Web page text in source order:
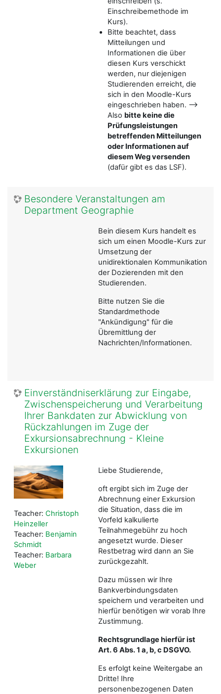
Einschreibemethode im
Kurs).
Bitte beachtet, dass
Mitteilungen und
Informationen die über
diesen Kurs verschickt
werden, nur diejenigen
Studierenden erreicht, die
sich in den Moodle-Kurs
eingeschrieben haben. -->
Also bitte keine die
Prüfungsleistungen
betreffenden Mitteilungen
oder Informationen auf
diesem Weg versenden
(dafür gibt es das LSF).
Besondere Veranstaltungen am
Department Geographie
Bein diesem Kurs handelt es
sich um einen Moodle-Kurs zur
Umsetzung der
unidirektionalen Kommunikation
der Dozierenden mit den
Studierenden.
Bitte nutzen Sie die
Standardmethode
"Ankündigung" für die
Übremittlung der
Nachrichten/Informationen.
Einverständniserklärung zur Eingabe,
Zwischenspeicherung und Verarbeitung
Ihrer Bankdaten zur Abwicklung von
Rückzahlungen im Zuge der
Exkursionsabrechnung - Kleine
Exkursionen
Liebe Studierende,
oft ergibt sich im Zuge der
Abrechnung einer Exkursion
die Situation, dass die im
Vorfeld kalkulierte
Teilnahmegebühr zu hoch
angesetzt wurde. Dieser
Restbetrag wird dann an Sie
zurückgezahlt.
Dazu müssen wir Ihre
Bankverbindungsdaten
speichern und verarbeiten und
hierfür benötigen wir vorab Ihre
Zustimmung.
Rechtsgrundlage hierfür ist
Art. 6 Abs. 1 a, b, c DSGVO.
Es erfolgt keine Weitergabe an
Dritte! Ihre
personenbezogenen Daten
Teacher: Christoph
Heinzeller
Teacher: Benjamin
Schmidt
Teacher: Barbara
Weber